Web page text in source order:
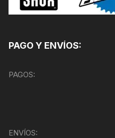
PAGO Y ENVÍOS:
PAGOS:
ENVÍOS: